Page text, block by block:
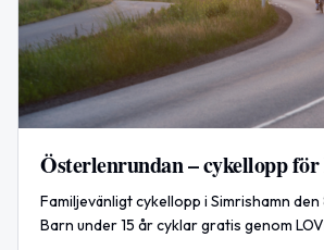
Österlenrundan – cykellopp
Familjevänligt cykellopp i Simrishamn
Barn under 15 år cyklar gratis genom